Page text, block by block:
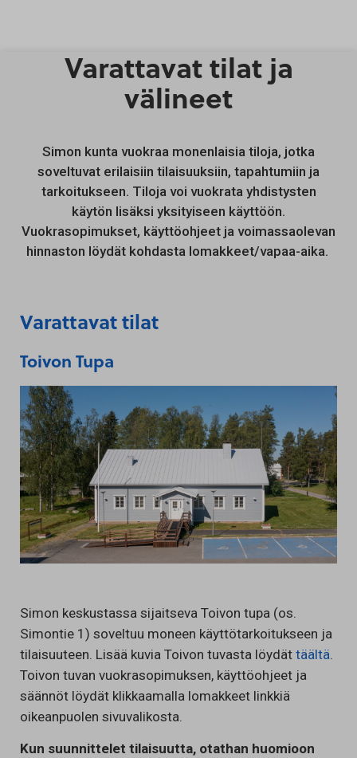
Siirry sisältöönVarattavat tilat ja
välineet
Simon kunta vuokraa monenlaisia tiloja, jotka
soveltuvat erilaisiin tilaisuuksiin, tapahtumiin ja
tarkoitukseen. Tiloja voi vuokrata yhdistysten
käytön lisäksi yksityiseen käyttöön.
Vuokrasopimukset, käyttöohjeet ja voimassaolevan
hinnaston löydät kohdasta lomakkeet/vapaa-aika.
Varattavat tilat
Toivon Tupa
Simon keskustassa sijaitseva Toivon tupa (os.
Simontie 1) soveltuu moneen käyttötarkoitukseen ja
tilaisuuteen. Lisää kuvia Toivon tuvasta löydät täältä.
Toivon tuvan vuokrasopimuksen, käyttöohjeet ja
säännöt löydät klikkaamalla lomakkeet linkkiä
oikeanpuolen sivuvalikosta.
Kun suunnittelet tilaisuutta, otathan huomioon